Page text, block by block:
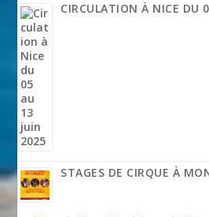
CIRCULATION À NICE DU
STAGES DE CIRQUE À